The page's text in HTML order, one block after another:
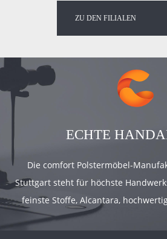
ZU DEN FILIALEN
ECHTE
Die comfort Polstermöbel-
Stuttgart steht für höchste
feinste Stoffe, Alcantara,